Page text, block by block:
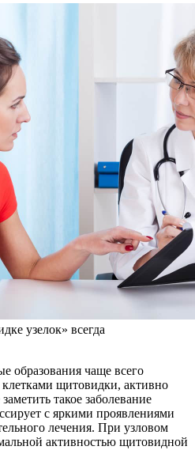
узелок» всегда
образования чаще всего
щитовидки, активно
такое заболевание
с яркими проявлениями
лечения. При узловом
активностью щитовидной